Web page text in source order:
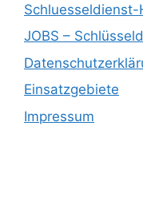
JOBS –
Einsatzgebiete
Impressum